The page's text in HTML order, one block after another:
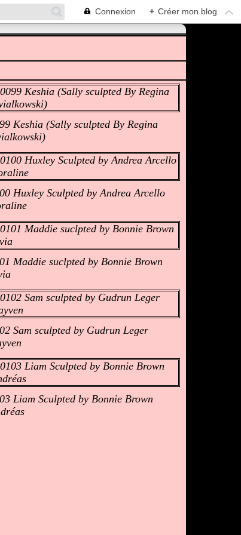
Connexion + Créer mon blog
Keshia (Sally sculpted By Regina
Huxley Sculpted by Andrea Arcello
Maddie suclpted by Bonnie Brown
Sam sculpted by Gudrun Leger
Liam Sculpted by Bonnie Brown